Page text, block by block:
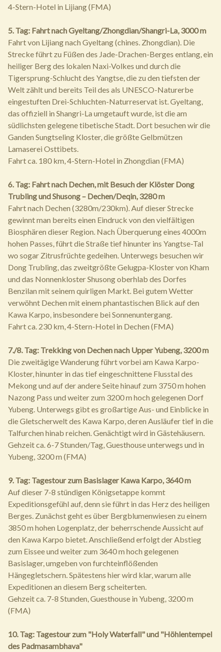
4-Stern-Hotel in Lijiang (FMA)
5. Tag: Fahrt nach Gyeltang/Zhongdian/Shangri-La, 3000 m
Fahrt von Lijiang nach Gyeltang (chines. Zhongdian). Die
Strecke führt zu Füßen des Jade-Drachen-Berges entlang, ein
heiliger Berg des lokalen Naxi-Volkes und durch die
Tigersprung-Schlucht des Yangtse, die zu den tiefsten der
Welt zählt und bereits Teil des als UNESCO-Naturerbe
eingestuften Drei-Schluchten-Naturreservat ist. Gyeltang,
das offiziell in Shangri-La umgetauft wurde, ist die am
südlichsten gelegene tibetische Stadt. Dort besuchen wir die
Ganden Sungtseling Kloster, die größte Gelbmützen
Lamaserei Osttibets.
Fahrt ca. 180 km, 4-Stern-Hotel in Zhongdian (FMA)
6. Tag: Fahrt nach Dechen, mit Besuch der Klöster Dong
Trubling und Shusong – Dechen/Deqin, 3280 m
Fahrt nach Dechen (3280m/230km). Auf dieser Strecke
gewinnt man bereits einen Eindruck von den vielfältigen
Biosphären dieser Region. Nach Überquerung eines 4000m
hohen Passes, führt die Straße tief hinunter ins Yangtse-Tal
wo sogar Zitrusfrüchte gedeihen. Unterwegs besuchen wir
Dong Trubling, das zweitgrößte Gelugpa-Kloster von Kham
und das Nonnenkloster Shusong oberhlab des Dorfes
Benzilan mit seinem quirligen Markt. Bei gutem Wetter
verwöhnt Dechen mit einem phantastischen Blick auf den
Kawa Karpo, insbesondere bei Sonnenuntergang.
Fahrt ca. 230 km, 4-Stern-Hotel in Dechen (FMA)
7./8. Tag: Trekking von Dechen nach Upper Yubeng, 3200 m
Die zweitägige Wanderung führt vorbei am Kawa Karpo-
Kloster, hinunter in das tief eingeschnittene Flusstal des
Mekong und auf der andere Seite hinauf zum 3750 m hohen
Nazong Pass und weiter zum 3200 m hoch gelegenen Dorf
Yubeng. Unterwegs gibt es großartige Aus- und Einblicke in
die Gletscherwelt des Kawa Karpo, deren Ausläufer tief in die
Talfurchen hinab reichen. Genächtigt wird in Gästehäusern.
Gehzeit ca. 6-7 Stunden/Tag, Guesthouse unterwegs und in
Yubeng, 3200 m (FMA)
9. Tag: Tagestour zum Basislager Kawa Karpo, 3640 m
Auf dieser 7-8 stündigen Königsetappe kommt
Expeditionsgefühl auf, denn sie führt in das Herz des heiligen
Berges. Zunächst geht es über Bergblumenwiesen zu einem
3850 m hohen Logenplatz, der beherrschende Aussicht auf
den Kawa Karpo bietet. Anschließend erfolgt der Abstieg
zum Eissee und weiter zum 3640 m hoch gelegenen
Basislager, umgeben von furchteinflößenden
Hängegletschern. Spätestens hier wird klar, warum alle
Expeditionen an diesem Berg scheiterten.
Gehzeit ca. 7-8 Stunden, Guesthouse in Yubeng, 3200 m
(FMA)
10. Tag: Tagestour zum "Holy Waterfall" und "Höhlentempel
des Padmasambhava"